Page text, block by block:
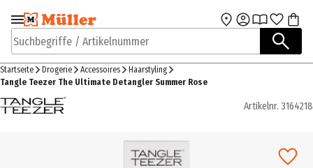
Zur Navigation
springen
Zum Hauptinhalt
Suchbegriffe / Artikelnummer
Startseite Drogerie Accessoires
Haarstyling
Tangle Teezer The Ultimate Detangler Summer Rose
Artikelnr. 3164218